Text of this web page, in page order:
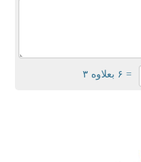
= ۶ بعلاوه ۳